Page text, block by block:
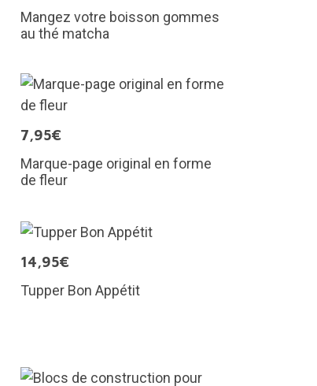
Mangez votre boisson gommes
au thé matcha
7,95€
Marque-page original en forme
de fleur
14,95€
Tupper Bon Appétit